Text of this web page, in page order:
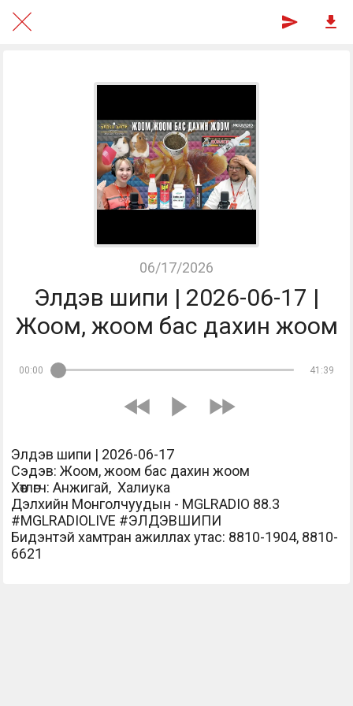
06/17/2026
Элдэв шипи | 2026-06-17 |
Жоом, жоом бас дахин жоом
00:00 41:39
Элдэв шипи | 2026-06-17
Сэдэв: Жоом, жоом бас дахин жоом
Хөтлөгч: Анжигай, Халиука
Дэлхийн Монголчуудын - MGLRADIO 88.3
#MGLRADIOLIVE #ЭЛДЭВШИПИ
Бидэнтэй хамтран ажиллах утас: 8810-1904, 8810-
6621